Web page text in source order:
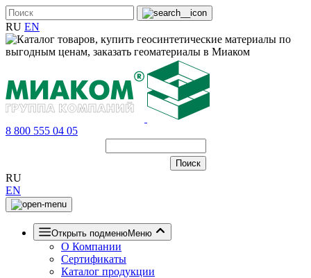
RU EN
8 800 555 04 05
RU
EN
Открыть подменюМеню
О Компании
Сертификаты
Каталог продукции